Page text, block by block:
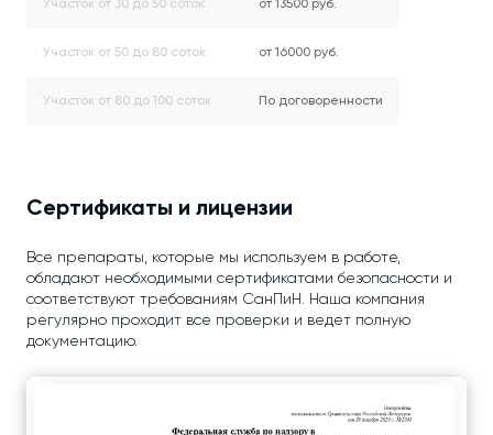
Участок от 30 до 50 соток от 13500 руб.
Участок от 50 до 80 соток от 16000 руб.
Участок от 80 до 100 соток По договоренности
Сертификаты и лицензии
Все препараты, которые мы используем в работе,
обладают необходимыми сертификатами безопасности и
соответствуют требованиям СанПиН. Наша компания
регулярно проходит все проверки и ведет полную
документацию.